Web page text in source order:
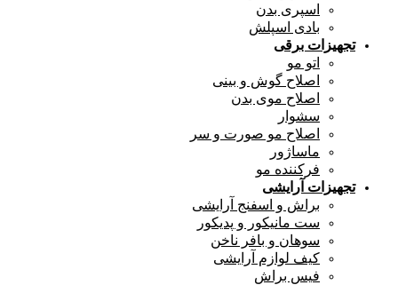
اسپری بدن
بادی اسپلش
تجهیزات برقی
اتو مو
اصلاح گوش و بینی
اصلاح موی بدن
سشوار
اصلاح مو صورت و سر
ماساژور
فرکننده مو
تجهیزات آرایشی
براش و اسفنج آرایشی
ست مانیکور و پدیکور
سوهان و بافر ناخن
کیف لوازم آرایشی
فیس براش